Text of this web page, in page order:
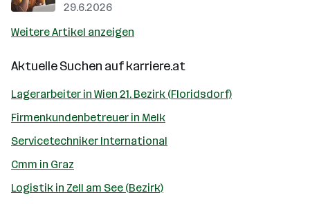
29.6.2026
Weitere Artikel anzeigen
Aktuelle Suchen aufkarriere.at
Lagerarbeiter in Wien 21. Bezirk (Floridsdorf)
Firmenkundenbetreuer in Melk
Servicetechniker International
Cmm in Graz
Logistik in Zell am See (Bezirk)